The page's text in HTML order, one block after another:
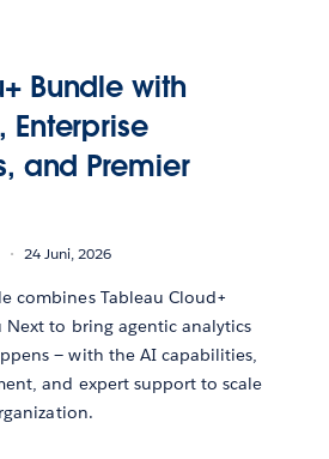
Bundle with
Enterprise
and Premier
24 Juni, 2026
combines Tableau Cloud+
Next to bring agentic analytics
— with the AI capabilities,
and expert support to scale